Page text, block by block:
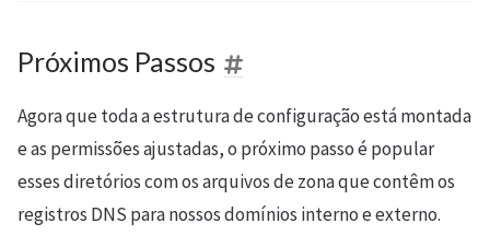
Próximos Passos
Agora que toda a estrutura de configuração está montada
e as permissões ajustadas, o próximo passo é popular
esses diretórios com os arquivos de zona que contêm os
registros DNS para nossos domínios interno e externo.